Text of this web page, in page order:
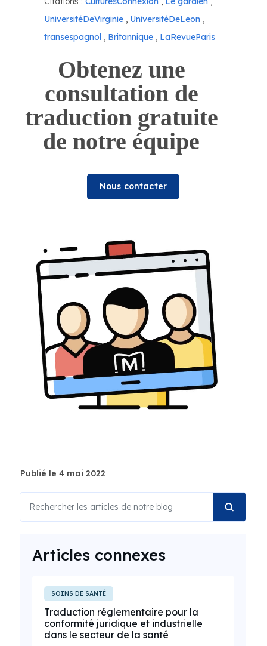
UniversitéDeVirginie , UniversitéDeLeon ,
transespagnol , Britannique , LaRevueParis
Obtenez une
consultation de
traduction gratuite
de notre équipe
Nous contacter
Publié le 4 mai 2022
Articles connexes
SOINS DE SANTÉ
Traduction réglementaire pour la
conformité juridique et industrielle
dans le secteur de la santé